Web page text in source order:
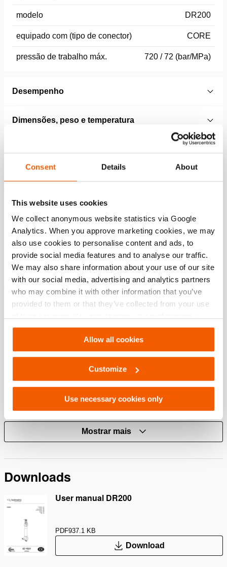
Consent Details About
This website uses cookies
We collect anonymous website statistics via Google
Analytics. When you approve marketing cookies, we may
also use cookies to personalise content and ads, to
provide social media features and to analyse our traffic.
We may also share information about your use of our site
with our social media, advertising and analytics partners
who may combine it with other information that you’ve
provided to them or that they’ve collected from your use
Settings. See ourcookiestatement.
Allow all cookies
Customize
Use necessary cookies only
modelo DR200
equipado com (tipo de conector) CORE
pressão de trabalho máx. 720 / 72 (bar/MPa)
Desempenho
Dimensões, peso e temperatura
Características
O longo curso de separação permite abrir até mesmo as
portas mais flexíveis
Ao contrário dos abre-portas multiusos, o macaco para
abertura de portas tem uma força de separação elevada
e constante ao longo de todo o curso para fornecer a
máxima potência onde precisar
Colocação fácil
Graças à sua altura do pé reduzida, o macaco para
abertura de portas pode ser inserido facilmente na
estrutura da porta
de 90 graus) ao corpo da ferramenta, permitindo que o
operador não tenha de estar de pé em frente à porta. O
operador pode trabalhar numa posição junto à porta,
com segurança.
Mostrar mais
Downloads
User manual DR200
PDF937.1 KB
Download